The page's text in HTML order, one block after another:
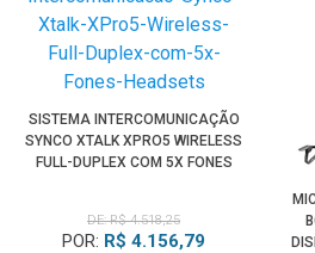
SISTEMA INTERCOMUNICAÇÃO
SYNCO XTALK XPRO5 WIRELESS
FULL-DUPLEX COM 5X FONES
DE: R$ 4.518,25
POR: R$ 4.156,79